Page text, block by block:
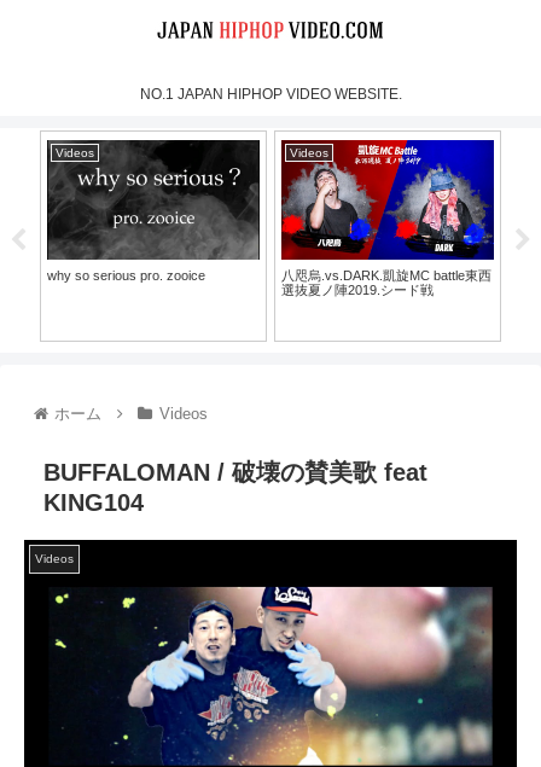
NO.1 JAPAN HIPHOP VIDEO WEBSITE.
Videos
why so serious pro. zooice
Videos
八咫烏.vs.DARK.凱旋MC battle東西
選抜夏ノ陣2019.シード戦
ホーム Videos
BUFFALOMAN / 破壊の賛美歌 feat
KING104
Videos